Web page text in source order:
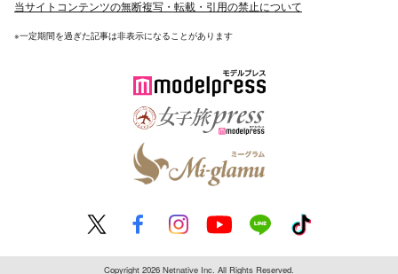
当サイトコンテンツの無断複写・転載・引用の禁止について
※一定期間を過ぎた記事は非表示になることがあります
Copyright 2026 Netnative Inc. All Rights Reserved.